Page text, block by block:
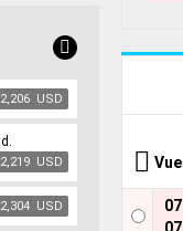
2,206 USD
2,219 USD
2,304 USD